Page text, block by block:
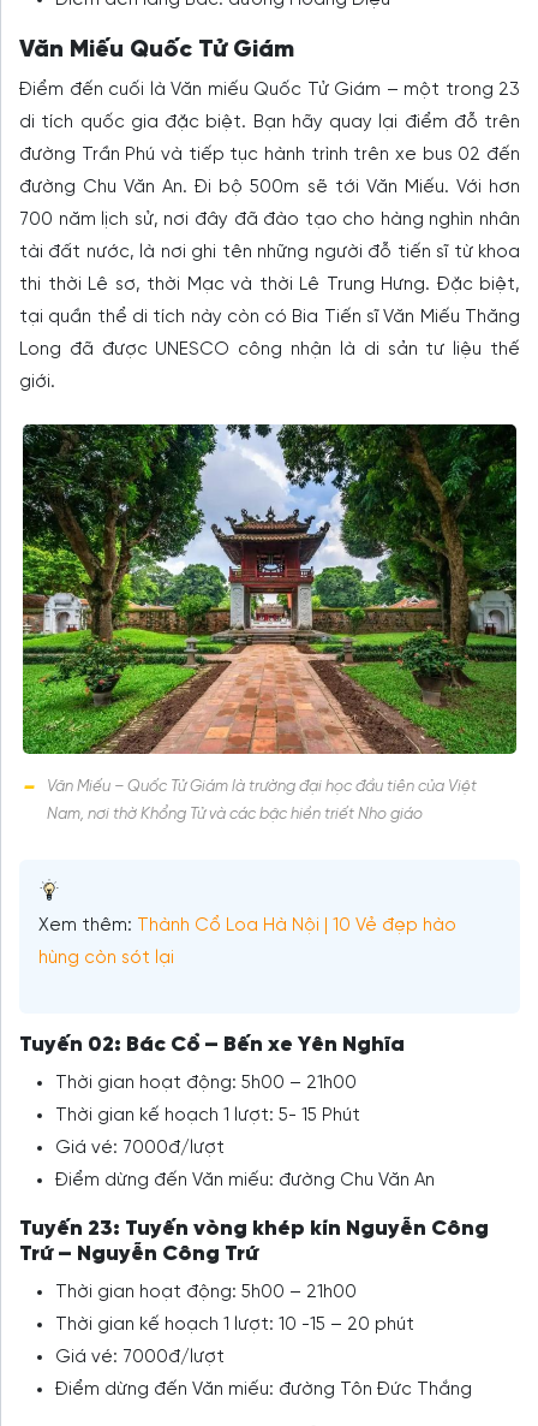
Văn Miếu Quốc Tử Giám
Điểm đến cuối là Văn miếu Quốc Tử Giám – một trong 23
di tích quốc gia đặc biệt. Bạn hãy quay lại điểm đỗ trên
đường Trần Phú và tiếp tục hành trình trên xe bus 02 đến
đường Chu Văn An. Đi bộ 500m sẽ tới Văn Miếu. Với hơn
700 năm lịch sử, nơi đây đã đào tạo cho hàng nghìn nhân
tài đất nước, là nơi ghi tên những người đỗ tiến sĩ từ khoa
thi thời Lê sơ, thời Mạc và thời Lê Trung Hưng. Đặc biệt,
tại quần thể di tích này còn có Bia Tiến sĩ Văn Miếu Thăng
Long đã được UNESCO công nhận là di sản tư liệu thế
giới.
Văn Miếu – Quốc Tử Giám là trường đại học đầu tiên của Việt
Nam, nơi thờ Khổng Tử và các bậc hiền triết Nho giáo
Xem thêm: Thành Cổ Loa Hà Nội | 10 Vẻ đẹp hào
hùng còn sót lại
Tuyến 02: Bác Cổ – Bến xe Yên Nghĩa
Thời gian hoạt động: 5h00 – 21h00
Thời gian kế hoạch 1 lượt: 5- 15 Phút
Giá vé: 7000đ/lượt
Điểm dừng đến Văn miếu: đường Chu Văn An
Tuyến 23: Tuyến vòng khép kín Nguyễn Công
Trứ – Nguyễn Công Trứ
Thời gian hoạt động: 5h00 – 21h00
Thời gian kế hoạch 1 lượt: 10 -15 – 20 phút
Giá vé: 7000đ/lượt
Điểm dừng đến Văn miếu: đường Tôn Đức Thắng